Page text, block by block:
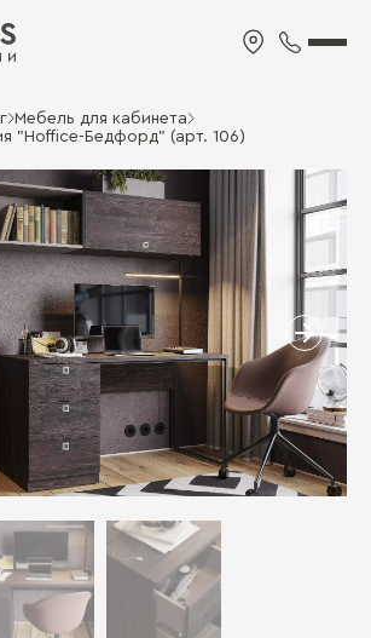
Мебель для кабинета
"Hoffice-Бедфорд" (арт. 106)